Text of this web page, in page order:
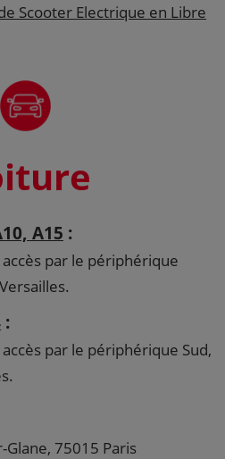
Scooter Electrique en Libre
A15 :
par le périphérique
:
par le périphérique Sud,
Glane, 75015 Paris